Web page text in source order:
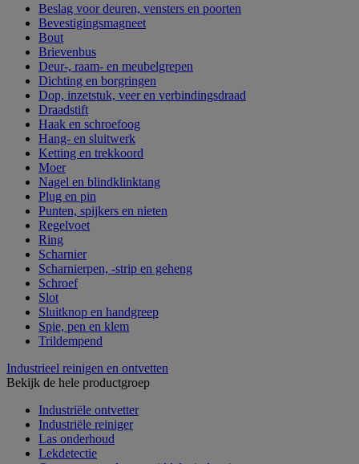
Beslag voor deuren, vensters en poorten
Bevestigingsmagneet
Bout
Brievenbus
Deur-, raam- en meubelgrepen
Dichting en borgringen
Dop, inzetstuk, veer en verbindingsdraad
Draadstift
Haak en schroefoog
Hang- en sluitwerk
Ketting en trekkoord
Moer
Nagel en blindklinktang
Plug en pin
Punten, spijkers en nieten
Regelvoet
Ring
Scharnier
Scharnierpen, -strip en geheng
Schroef
Slot
Sluitknop en handgreep
Spie, pen en klem
Trildempend
Industrieel reinigen en ontvetten
Bekijk de hele productgroep
Industriële ontvetter
Industriële reiniger
Las onderhoud
Lekdetectie